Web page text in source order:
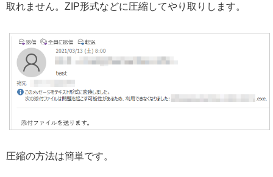
取れません。ZIP形式などに圧縮してやり取りします。
圧縮の方法は簡単です。